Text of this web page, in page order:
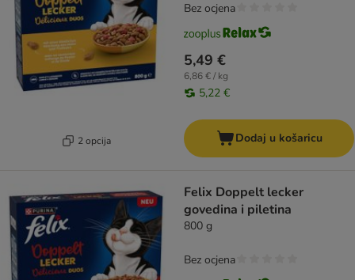
2 opcija
5,49 €
6,86 € / kg
5,22 €
Bez ocjena
Dodaj u košaricu
Felix Doppelt lecker
govedina i piletina
800 g
Bez ocjena